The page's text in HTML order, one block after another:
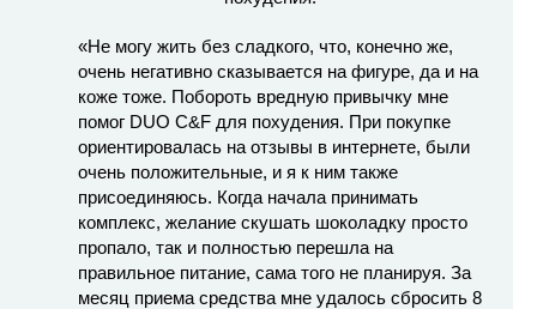
«Не могу жить без сладкого, что, конечно же,
очень негативно сказывается на фигуре, да и на
коже тоже. Побороть вредную привычку мне
помог DUO C&F для похудения. При покупке
ориентировалась на отзывы в интернете, были
очень положительные, и я к ним также
присоединяюсь. Когда начала принимать
комплекс, желание скушать шоколадку просто
пропало, так и полностью перешла на
правильное питание, сама того не планируя. За
месяц приема средства мне удалось сбросить 8